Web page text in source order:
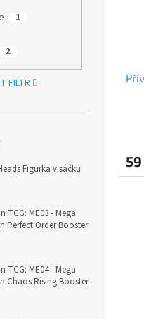
1
2
FILTR
Figurka v sáčku
TCG: ME03 - Mega
Perfect Order Booster
TCG: ME04 - Mega
Chaos Rising Booster